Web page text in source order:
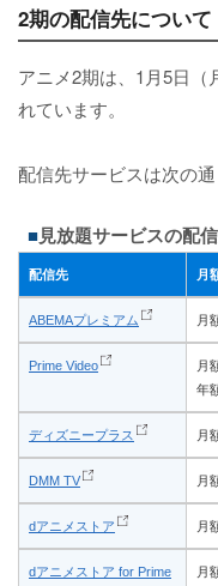
2期の配信先について
アニメ2期は、1月5日（
れています。
配信先サービスは次の通
見放題サービスの配
配信先 月
ABEMAプレミアム 月
Prime Video
月
年
ディズニープラス 月
DMM TV 月
dアニメストア 月
dアニメストア for Prime
月